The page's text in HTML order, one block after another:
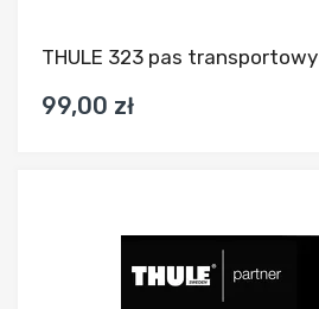
THULE 323 pas transportowy
99,00 zł